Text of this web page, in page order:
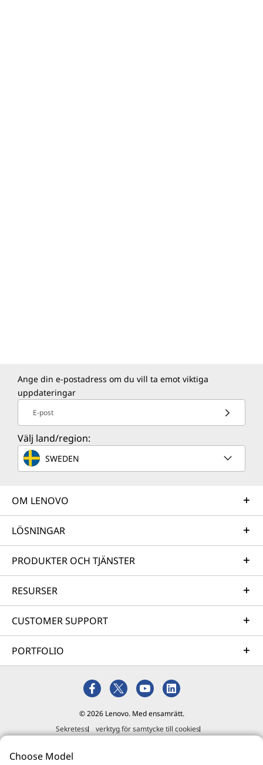
Ange din e-postadress om du vill ta emot viktiga
uppdateringar
E-post
Välj land/region:
SWEDEN
OM LENOVO
LÖSNINGAR
PRODUKTER OCH TJÄNSTER
RESURSER
CUSTOMER SUPPORT
PORTFOLIO
© 2026 Lenovo. Med ensamrätt.
Sekretess
verktyg för samtycke till cookies
Uttalande mot slaveri och människohandel
Choose Model